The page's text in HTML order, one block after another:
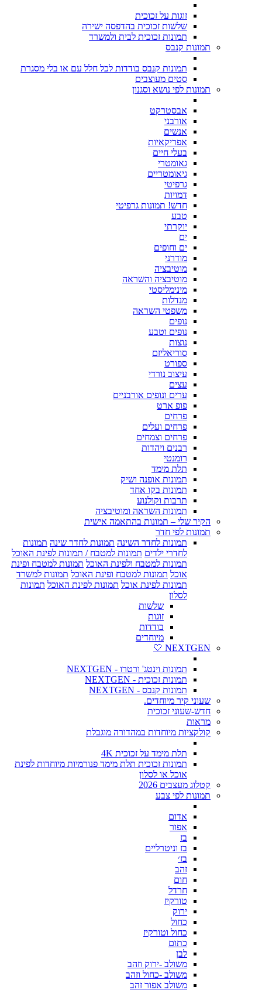
זוגות על זכוכית
שלשות זכוכית בהדפסה ישירה
תמונות זכוכית לבית ולמשרד
תמונות קנבס
תמונות קנבס בודדות לכל חלל עם או בלי מסגרת
סטים מעוצבים
תמונות לפי נושא וסגנון
אבסטרקט
אורבני
אנשים
אפריקאיות
בעלי חיים
גאומטרי
גיאומטריים
גרפיטי
דמויות
חדש! תמונות גרפיטי
טבע
יוקרתי
ים
ים וחופים
מודרני
מוטיבציה
מוטיבציה והשראה
מינימליסטי
מנדלות
משפטי השראה
נופים
נופים וטבע
נוצות
סוריאליזם
ספורט
עיצוב נורדי
עצים
ערים ונופים אורבניים
פופ ארט
פרחים
פרחים ועלים
פרחים וצמחים
רבנים ויהדות
רומנטי
תלת מימד
תמונות אופנה ושיק
תמונות בקו אחד
תרבות וקולנוע
תמונות השראה ומוטיבציה
הקיר שלי – תמונות בהתאמה אישית
תמונות לפי חדר
תמונות לחדר השינה תמונות לחדר שינה תמונות
לחדרי ילדים תמונות למטבח / תמונות לפינת האוכל
תמונות למטבח ולפינת האוכל תמונות למטבח ופינת
אוכל תמונות למטבח ופינת האוכל תמונות למשרד
תמונות לפינת אוכל תמונות לפינת האוכל תמונות
לסלון
שלשות
זוגות
בודדות
מיוחדים
NEXTGEN 🤍
תמונות וינטג' ורטרו - NEXTGEN
תמונות זכוכית - NEXTGEN
תמונות קנבס - NEXTGEN
שעוני קיר מיוחדים.
חדש-שעוני זכוכית
מראות
קולקציות מיוחדות במהדורה מוגבלת
תלת מימד על זכוכית 4K
תמונות זכוכית תלת מימד פנורמיות מיוחדות לפינת
אוכל או לסלון
קטלוג מעצבים 2026
תמונות לפי צבע
אדום
אפור
בז
בז וניטרליים
בז׳
זהב
חום
חרדל
טורקיז
ירוק
כחול
כחול וטורקיז
כתום
לבן
משולב -ירוק וזהב
משולב -כחול וזהב
משולב אפור זהב